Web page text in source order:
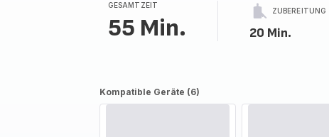
GESAMTZEIT
55 Min.
ZUBEREITUNG
20 Min.
Kompatible Geräte (6)